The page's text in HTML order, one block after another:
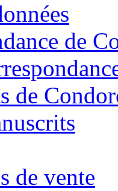
de
de
de vente